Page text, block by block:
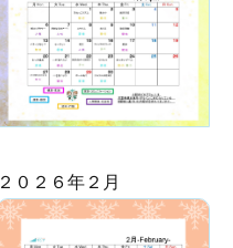
２０２６年２月